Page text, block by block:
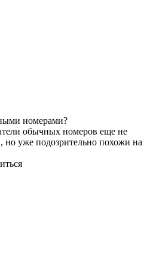
номерами?
обычных номеров еще не
но уже подозрительно похожи на